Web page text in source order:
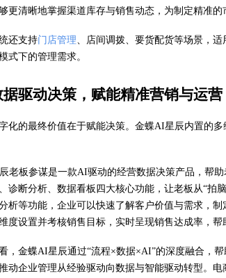
更清晰地掌握渠道库存与销售动态，为制定精准的
还支持门店管理 、店间调拨、要货配货等场景，
式下的管理需求。
驱动决策，赋能精准营销与运营
化的最终价值在于赋能决策。金蝶AI星辰内置的
老板参谋是一款AI驱动的经营数据决策产品，帮
诊断分析、数据看板四大核心功能，让老板从“拍
析等功能，企业可以快速了解客户价值与需求，
度设置并考核销售目标，实时呈现销售达成率，帮
，金蝶AI星辰通过“流程×数据×AI”的深度融合，
动企业管理从经验驱动向数据与智能驱动转型。